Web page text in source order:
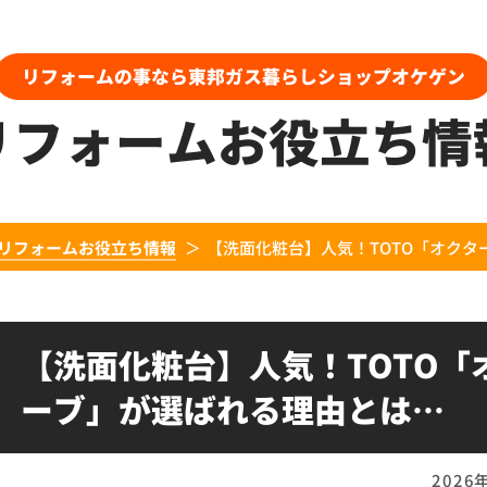
リフォームの事なら東邦ガス暮らしショップオケゲン
ォームお役立ち
フォームお役立ち情報 【洗面化粧台】人気！TOTO「オク
【洗面化粧台】人気！TOTO「
ーブ」が選ばれる理由とは…
2026